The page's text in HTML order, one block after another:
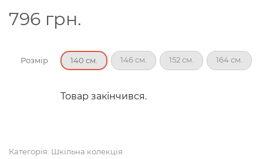
796 грн.
Розмір 140 см. 146 см. 152 см. 164 см.
Товар закінчився.
Категорія: Шкільна колекція